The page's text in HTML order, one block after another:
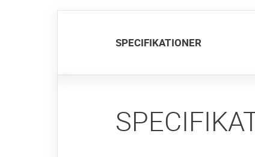
SPECIFIKATIONER